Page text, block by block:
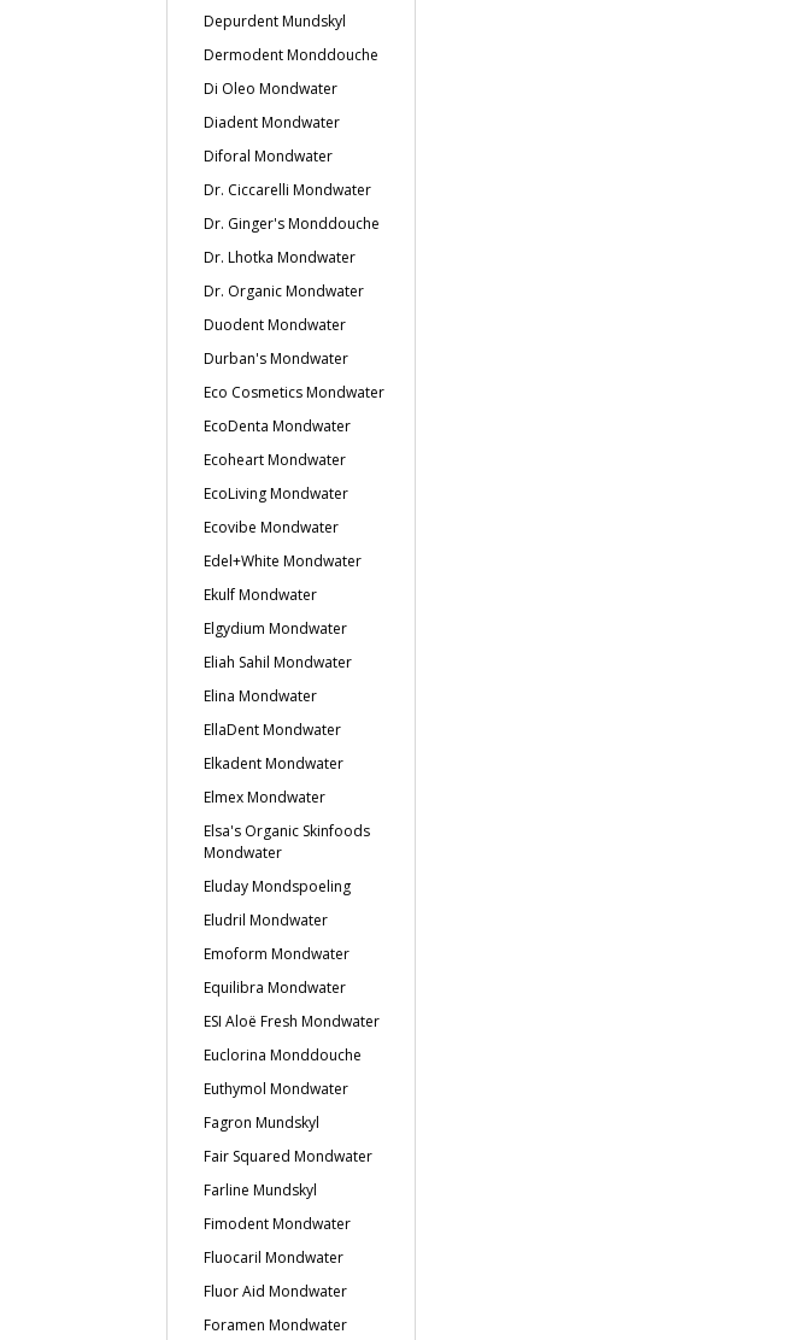
Depurdent Mundskyl
Dermodent Monddouche
Di Oleo Mondwater
Diadent Mondwater
Diforal Mondwater
Dr. Ciccarelli Mondwater
Dr. Ginger's Monddouche
Dr. Lhotka Mondwater
Dr. Organic Mondwater
Duodent Mondwater
Durban's Mondwater
Eco Cosmetics Mondwater
EcoDenta Mondwater
Ecoheart Mondwater
EcoLiving Mondwater
Ecovibe Mondwater
Edel+White Mondwater
Ekulf Mondwater
Elgydium Mondwater
Eliah Sahil Mondwater
Elina Mondwater
EllaDent Mondwater
Elkadent Mondwater
Elmex Mondwater
Elsa's Organic Skinfoods
Mondwater
Eluday Mondspoeling
Eludril Mondwater
Emoform Mondwater
Equilibra Mondwater
ESI Aloë Fresh Mondwater
Euclorina Monddouche
Euthymol Mondwater
Fagron Mundskyl
Fair Squared Mondwater
Farline Mundskyl
Fimodent Mondwater
Fluocaril Mondwater
Fluor Aid Mondwater
Foramen Mondwater